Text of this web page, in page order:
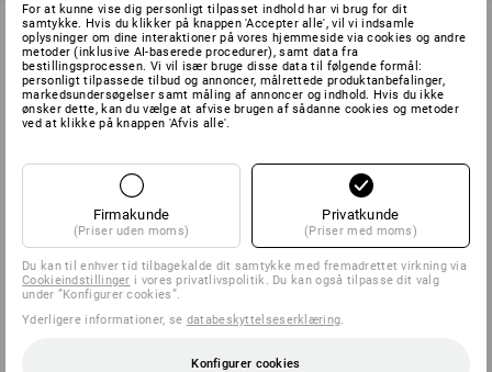
SERVICE 70 20 91 18
VIRKSOMHEDER
For at kunne vise dig personligt tilpasset indhold har vi brug for dit
samtykke. Hvis du klikker på knappen 'Accepter alle', vil vi indsamle
oplysninger om dine interaktioner på vores hjemmeside via cookies og andre
metoder (inklusive AI-baserede procedurer), samt data fra
bestillingsprocessen. Vi vil især bruge disse data til følgende formål:
personligt tilpassede tilbud og annoncer, målrettede produktanbefalinger,
markedsundersøgelser samt måling af annoncer og indhold. Hvis du ikke
ønsker dette, kan du vælge at afvise brugen af sådanne cookies og metoder
ved at klikke på knappen 'Afvis alle'.
Firmakunde
(Priser uden moms)
Privatkunde
(Priser med moms)
Du kan til enhver tid tilbagekalde dit samtykke med fremadrettet virkning via
Cookieindstillinger i vores privatlivspolitik. Du kan også tilpasse dit valg
under ”Konfigurer cookies”.
Yderligere informationer, se databeskyttelseserklæring
Konfigurer cookies